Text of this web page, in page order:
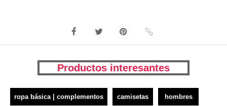
Productos interesantes
ropa básica | complementos camisetas hombres